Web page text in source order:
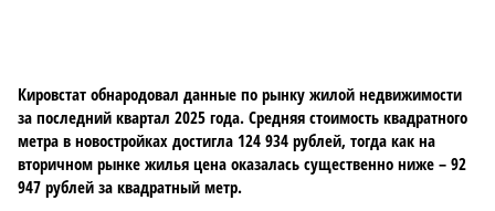
Кировстат обнародовал данные по рынку жилой недвижимости
за последний квартал 2025 года. Средняя стоимость квадратного
метра в новостройках достигла 124 934 рублей, тогда как на
вторичном рынке жилья цена оказалась существенно ниже – 92
947 рублей за квадратный метр.